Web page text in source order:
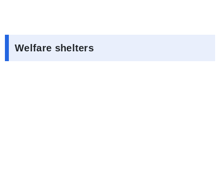
Welfare shelters